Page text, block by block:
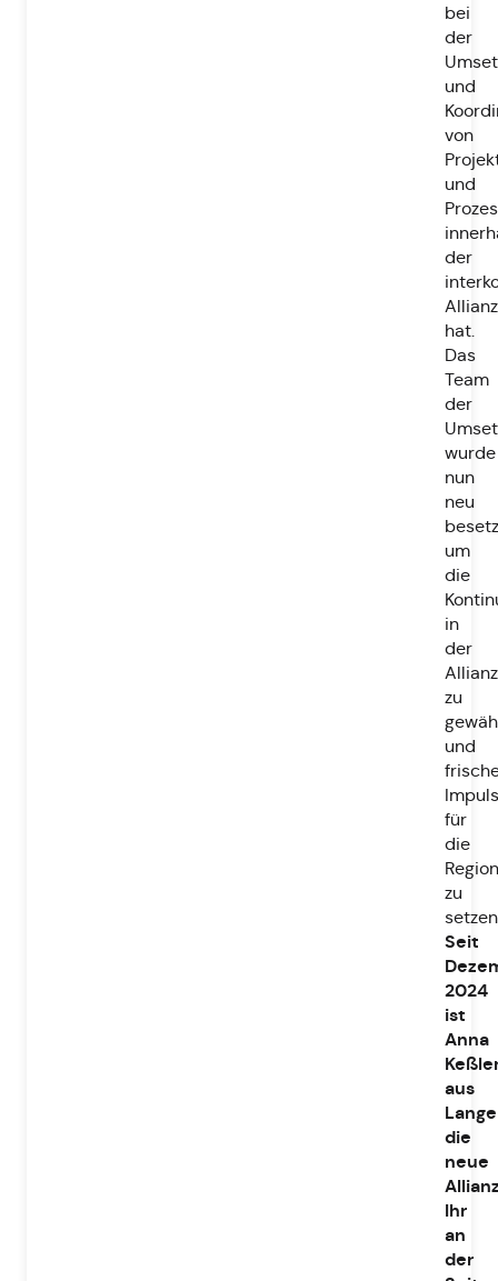
bei
der
und
von
und
der
Allianz
hat.
Das
Team
der
wurde
nun
neu
um
die
in
der
zu
und
für
die
Region
zu
Seit
2024
ist
Anna
aus
die
neue
Ihr
an
der